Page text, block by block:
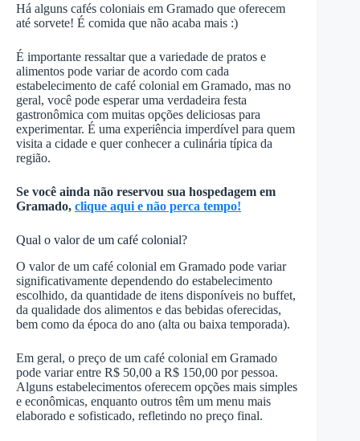
Há alguns cafés coloniais em Gramado que oferecem
até sorvete! É comida que não acaba mais :)
É importante ressaltar que a variedade de pratos e
alimentos pode variar de acordo com cada
estabelecimento de café colonial em Gramado, mas no
geral, você pode esperar uma verdadeira festa
gastronômica com muitas opções deliciosas para
experimentar. É uma experiência imperdível para quem
visita a cidade e quer conhecer a culinária típica da
região.
Se você ainda não reservou sua hospedagem em
Gramado, clique aqui e não perca tempo!
Qual o valor de um café colonial?
O valor de um café colonial em Gramado pode variar
significativamente dependendo do estabelecimento
escolhido, da quantidade de itens disponíveis no buffet,
da qualidade dos alimentos e das bebidas oferecidas,
bem como da época do ano (alta ou baixa temporada).
Em geral, o preço de um café colonial em Gramado
pode variar entre R$ 50,00 a R$ 150,00 por pessoa.
Alguns estabelecimentos oferecem opções mais simples
e econômicas, enquanto outros têm um menu mais
elaborado e sofisticado, refletindo no preço final.